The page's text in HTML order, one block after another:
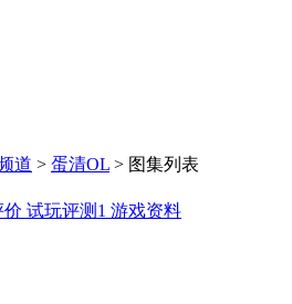
道 > 蛋清OL > 图集列表
价 试玩评测 1 游戏资料